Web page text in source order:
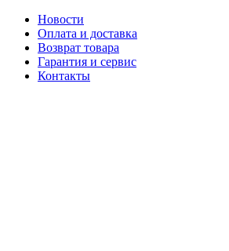
Новости
Оплата и доставка
Возврат товара
Гарантия и сервис
Контакты